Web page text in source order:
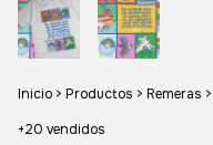
Inicio > Productos > Remeras >
+20 vendidos